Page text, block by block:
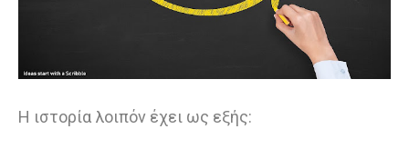
Η ιστορία λοιπόν έχει ως εξής: